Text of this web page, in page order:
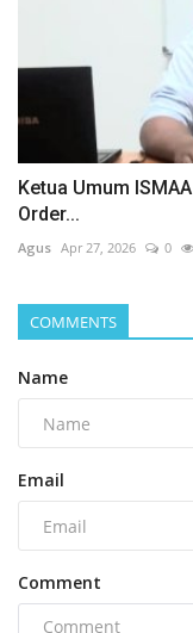
Ketua Umum
Order...
Agus Apr 27, 2026 0
COMMENTS
Name
Email
Comment